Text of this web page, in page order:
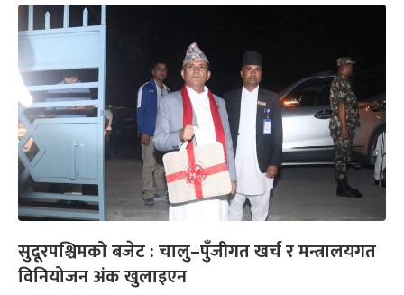
सुदूरपश्चिमको बजेट : चालु–पुँजीगत खर्च र मन्त्रालयगत
विनियोजन अंक खुलाइएन